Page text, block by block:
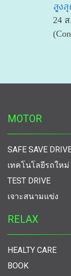
สูง
24
MOTOR
SAFE SAVE
เทคโนโลยีรถใหม่
TEST DRIVE
เจาะสนามแข่ง
RELAX
HEALTY CARE
BOOK